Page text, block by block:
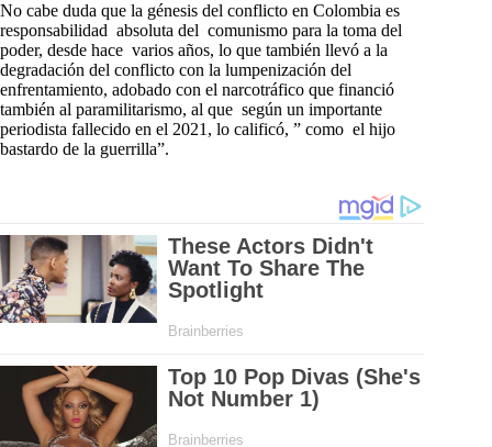
No cabe duda que la génesis del conflicto en Colombia es
responsabilidad absoluta del comunismo para la toma del
poder, desde hace varios años, lo que también llevó a la
degradación del conflicto con la lumpenización del
enfrentamiento, adobado con el narcotráfico que financió
también al paramilitarismo, al que según un importante
periodista fallecido en el 2021, lo calificó, ” como el hijo
bastardo de la guerrilla”.